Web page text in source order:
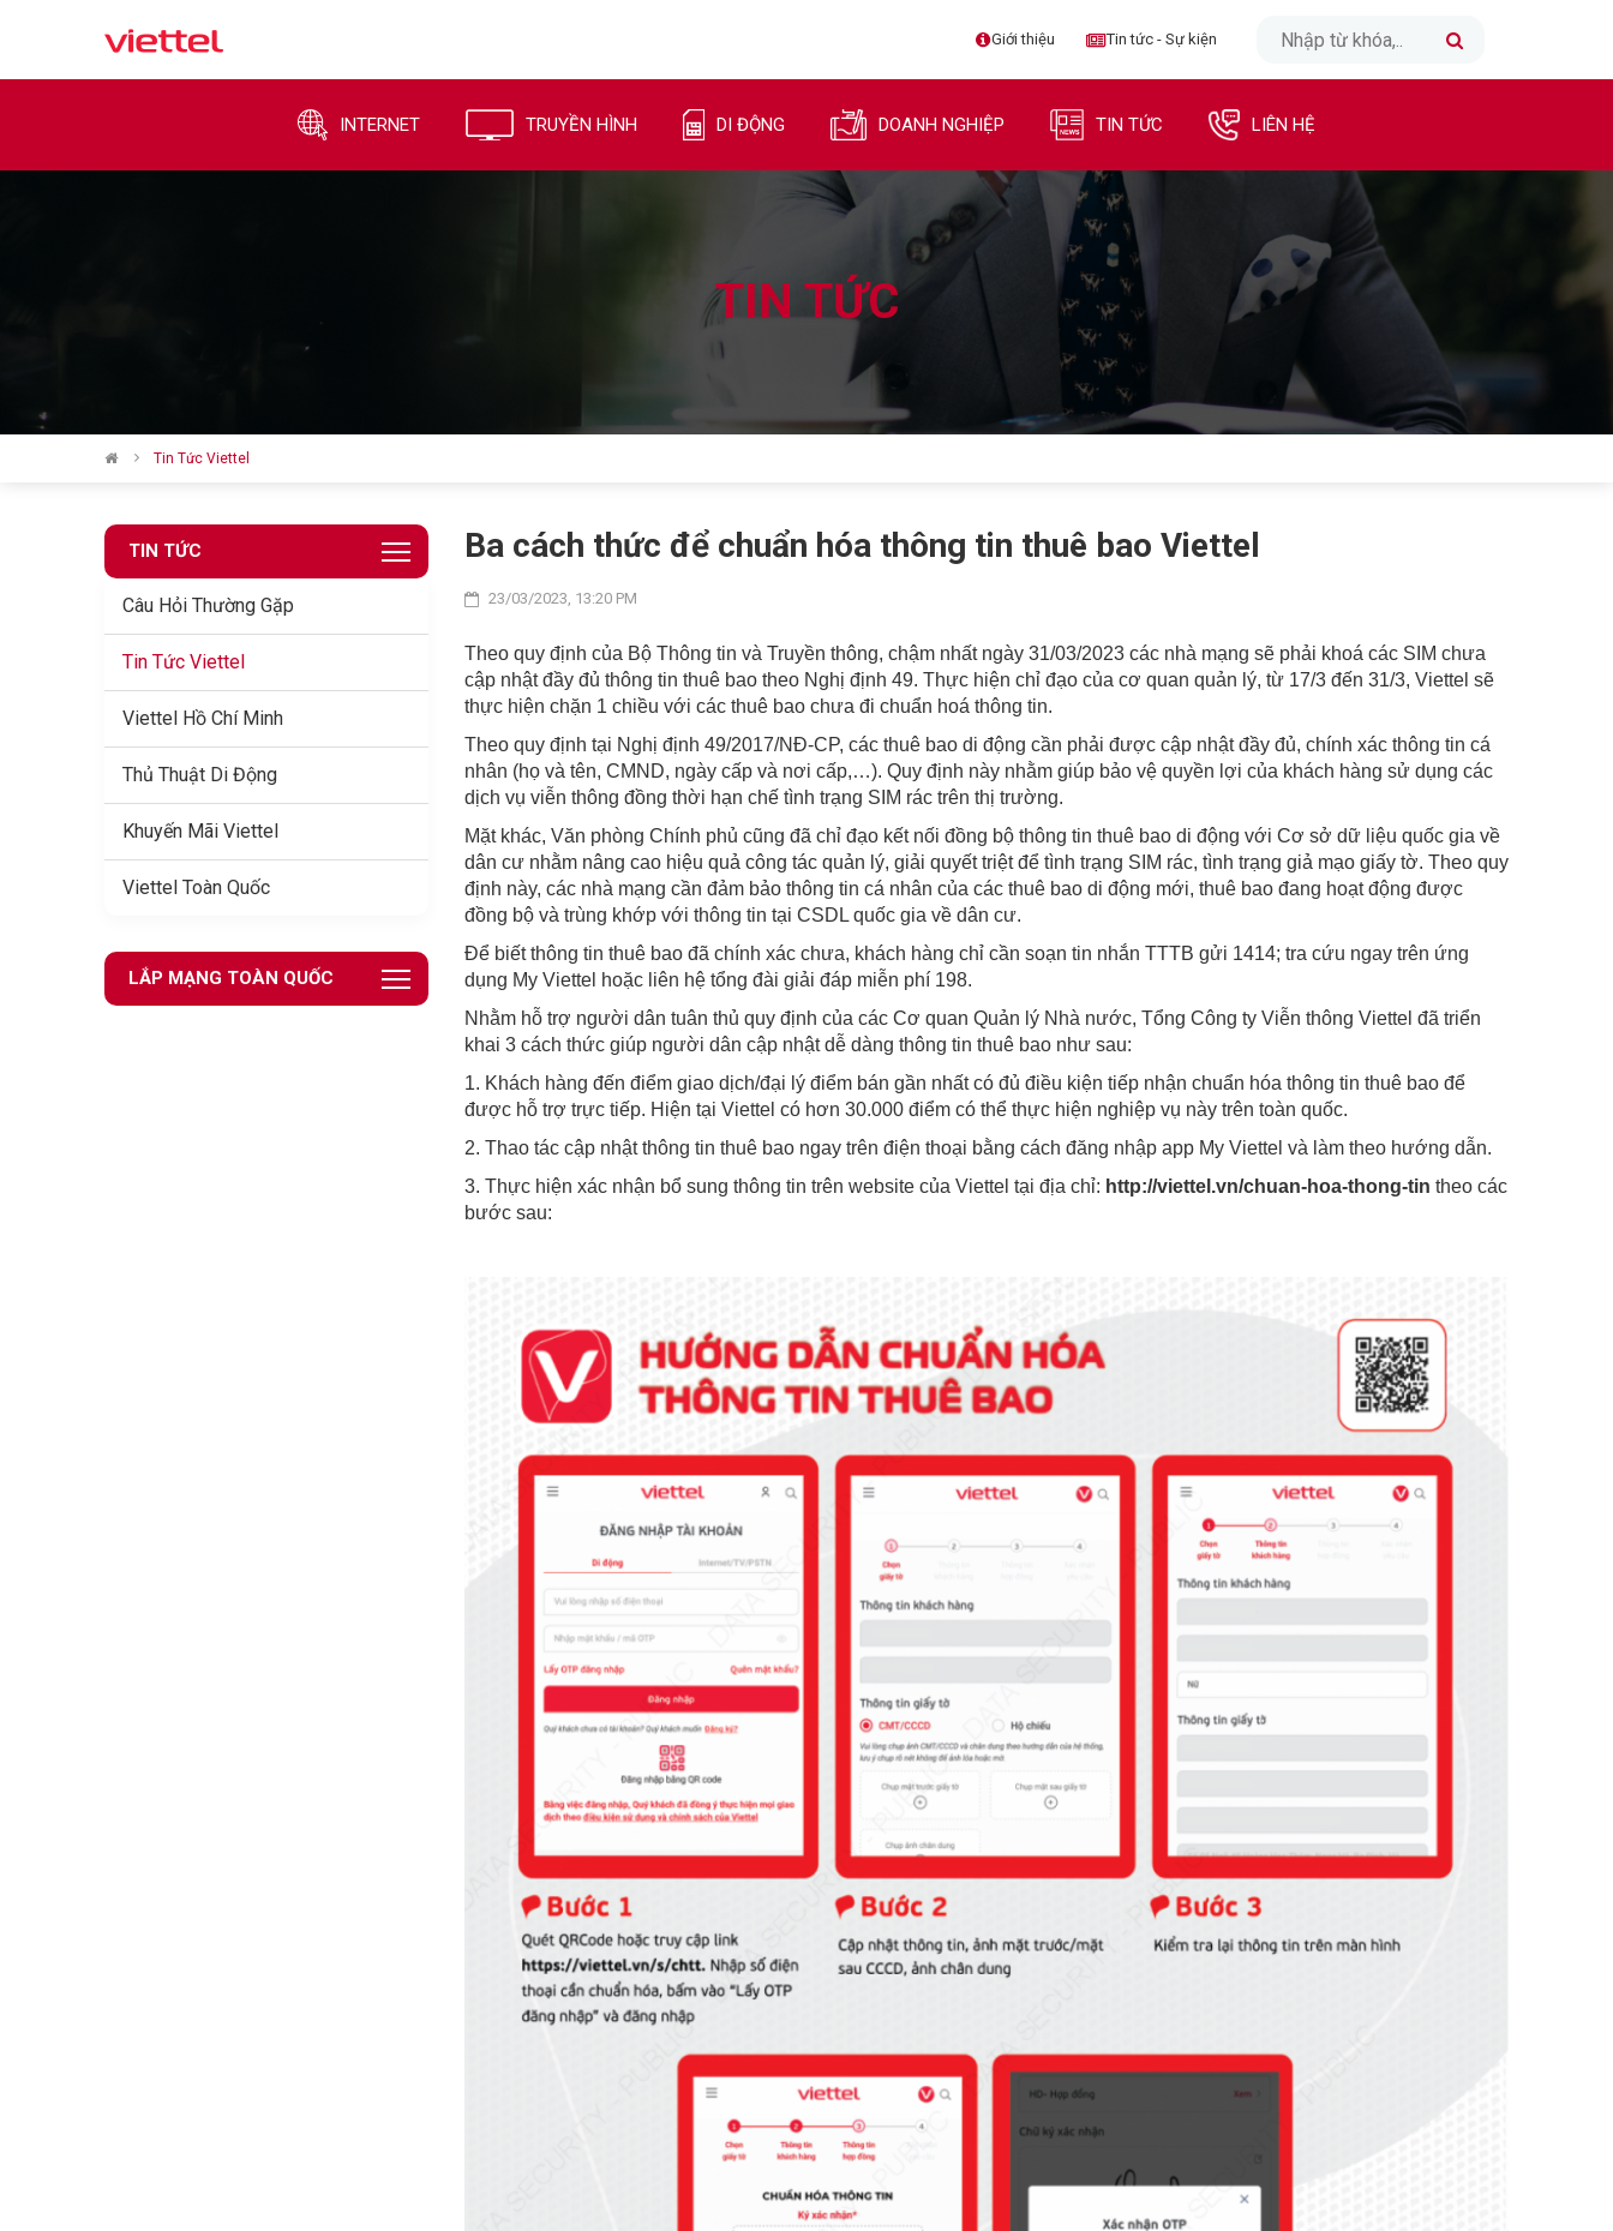
Giới thiệu Tin tức - Sự kiện
INTERNET TRUYỀN HÌNH DI ĐỘNG DOANH NGHIỆP TIN TỨC LIÊN HỆ
TIN TỨC
Tin Tức Viettel
TIN TỨC
Câu Hỏi Thường Gặp
Tin Tức Viettel
Viettel Hồ Chí Minh
Thủ Thuật Di Động
Khuyến Mãi Viettel
Viettel Toàn Quốc
LẮP MẠNG TOÀN QUỐC
Ba cách thức để chuẩn hóa thông tin thuê bao Viettel
23/03/2023, 13:20 PM
Theo quy định của Bộ Thông tin và Truyền thông, chậm nhất ngày 31/03/2023 các nhà mạng sẽ phải khoá các SIM chưa
cập nhật đầy đủ thông tin thuê bao theo Nghị định 49. Thực hiện chỉ đạo của cơ quan quản lý, từ 17/3 đến 31/3, Viettel sẽ
thực hiện chặn 1 chiều với các thuê bao chưa đi chuẩn hoá thông tin.
Theo quy định tại Nghị định 49/2017/NĐ-CP, các thuê bao di động cần phải được cập nhật đầy đủ, chính xác thông tin cá
nhân (họ và tên, CMND, ngày cấp và nơi cấp,…). Quy định này nhằm giúp bảo vệ quyền lợi của khách hàng sử dụng các
dịch vụ viễn thông đồng thời hạn chế tình trạng SIM rác trên thị trường.
Mặt khác, Văn phòng Chính phủ cũng đã chỉ đạo kết nối đồng bộ thông tin thuê bao di động với Cơ sở dữ liệu quốc gia về
dân cư nhằm nâng cao hiệu quả công tác quản lý, giải quyết triệt để tình trạng SIM rác, tình trạng giả mạo giấy tờ. Theo quy
định này, các nhà mạng cần đảm bảo thông tin cá nhân của các thuê bao di động mới, thuê bao đang hoạt động được
đồng bộ và trùng khớp với thông tin tại CSDL quốc gia về dân cư.
Để biết thông tin thuê bao đã chính xác chưa, khách hàng chỉ cần soạn tin nhắn TTTB gửi 1414; tra cứu ngay trên ứng
dụng My Viettel hoặc liên hệ tổng đài giải đáp miễn phí 198.
Nhằm hỗ trợ người dân tuân thủ quy định của các Cơ quan Quản lý Nhà nước, Tổng Công ty Viễn thông Viettel đã triển
khai 3 cách thức giúp người dân cập nhật dễ dàng thông tin thuê bao như sau:
1. Khách hàng đến điểm giao dịch/đại lý điểm bán gần nhất có đủ điều kiện tiếp nhận chuẩn hóa thông tin thuê bao để
được hỗ trợ trực tiếp. Hiện tại Viettel có hơn 30.000 điểm có thể thực hiện nghiệp vụ này trên toàn quốc.
2. Thao tác cập nhật thông tin thuê bao ngay trên điện thoại bằng cách đăng nhập app My Viettel và làm theo hướng dẫn.
3. Thực hiện xác nhận bổ sung thông tin trên website của Viettel tại địa chỉ: http://viettel.vn/chuan-hoa-thong-tin theo các
bước sau:
TRANG CHỦ
TRUYỀN HÌNH
DI ĐỘNG
DOANH NGHIỆP